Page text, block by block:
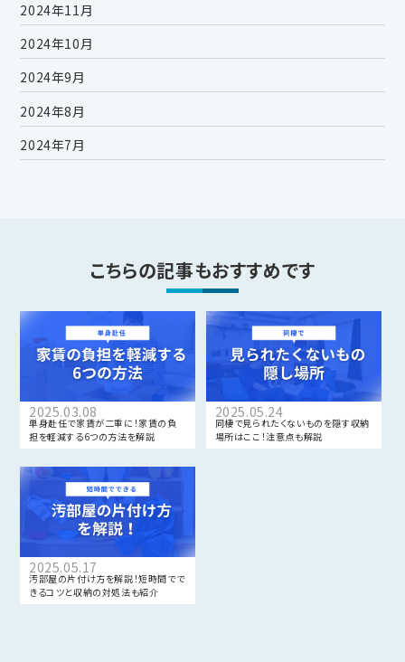
2024年11月
2024年10月
2024年9月
2024年8月
2024年7月
こちらの記事もおすすめです
2025.03.08
単身赴任で家賃が二重に！家賃の負
担を軽減する6つの方法を解説
2025.05.24
同棲で見られたくないものを隠す収納
場所はここ！注意点も解説
2025.05.17
汚部屋の片付け方を解説！短時間でで
きるコツと収納の対処法も紹介